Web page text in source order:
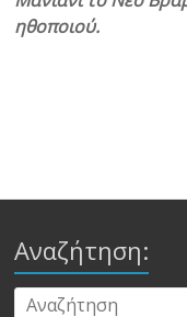
ηθοποιού.
Αναζήτηση: